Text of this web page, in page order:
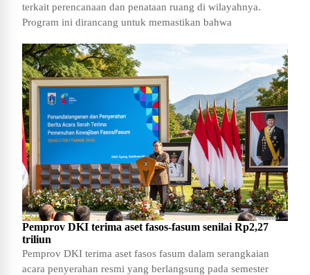
terkait perencanaan dan penataan ruang di wilayahnya.
Program ini dirancang untuk memastikan bahwa
Pemprov DKI terima aset fasos-fasum senilai Rp2,27
triliun
Pemprov DKI terima aset fasos fasum dalam serangkaian
acara penyerahan resmi yang berlangsung pada semester